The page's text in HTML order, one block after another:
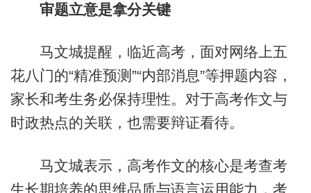
审题立意是拿分关键
马文城提醒，临近高考，面对网络上五
花八门的“精准预测”“内部消息”等押题内容，
家长和考生务必保持理性。对于高考作文与
时政热点的关联，也需要辩证看待。
马文城表示，高考作文的核心是考查考
生长期培养的思维品质与语言运用能力，考